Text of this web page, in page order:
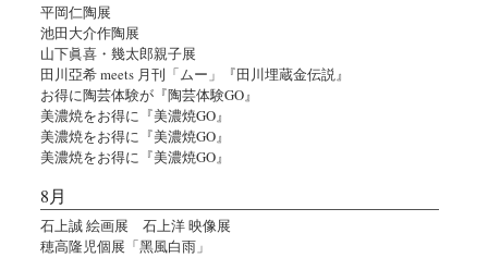
平岡仁陶展
池田大介作陶展
山下眞喜・幾太郎親子展
田川亞希 meets 月刊「ムー」『田川埋蔵金伝説』
お得に陶芸体験が『陶芸体験GO』
美濃焼をお得に『美濃焼GO』
美濃焼をお得に『美濃焼GO』
美濃焼をお得に『美濃焼GO』
8月
石上誠 絵画展 石上洋 映像展
穂高隆児個展「黑風白雨」